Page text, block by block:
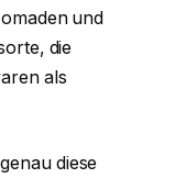
und
die
als
diese